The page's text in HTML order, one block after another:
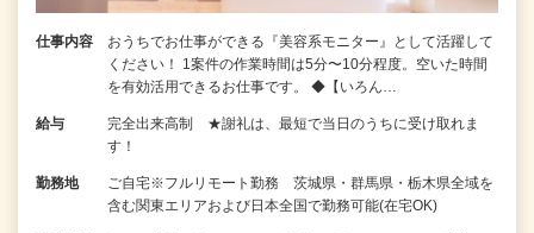
仕事内容
おうちでお仕事ができる『美容系モニター』として活躍して
ください！ 1案件の作業時間は5分〜10分程度。空いた時間
を有効活用できるお仕事です。 ◆【いろん…
給与
完全出来高制 ★謝礼は、最短で当日のうちに受け取れま
す！
勤務地
ご自宅※フルリモート勤務 茨城県・群馬県・栃木県全域を
含む関東エリアおよび日本全国で勤務可能(在宅OK)